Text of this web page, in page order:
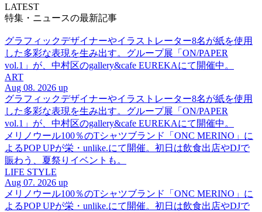
LATEST
特集・ニュースの最新記事
グラフィックデザイナーやイラストレーター8名が紙を使用
した多彩な表現を生み出す。グループ展「ON/PAPER
vol.1」が、中村区のgallery&cafe EUREKAにて開催中。
ART
Aug 08. 2026 up
グラフィックデザイナーやイラストレーター8名が紙を使用
した多彩な表現を生み出す。グループ展「ON/PAPER
vol.1」が、中村区のgallery&cafe EUREKAにて開催中。
メリノウール100％のTシャツブランド「ONC MERINO」に
よるPOP UPが栄・unlike.にて開催。初日は飲食出店やDJで
賑わう、夏祭りイベントも。
LIFE STYLE
Aug 07. 2026 up
メリノウール100％のTシャツブランド「ONC MERINO」に
よるPOP UPが栄・unlike.にて開催。初日は飲食出店やDJで